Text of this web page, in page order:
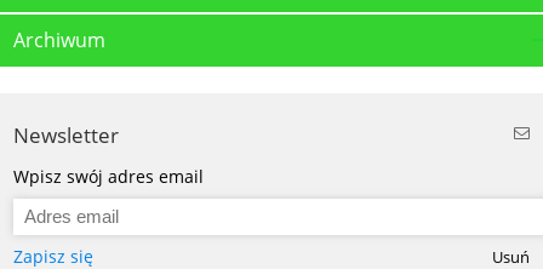
Archiwum
Newsletter
Wpisz swój adres email
Zapisz się Usuń